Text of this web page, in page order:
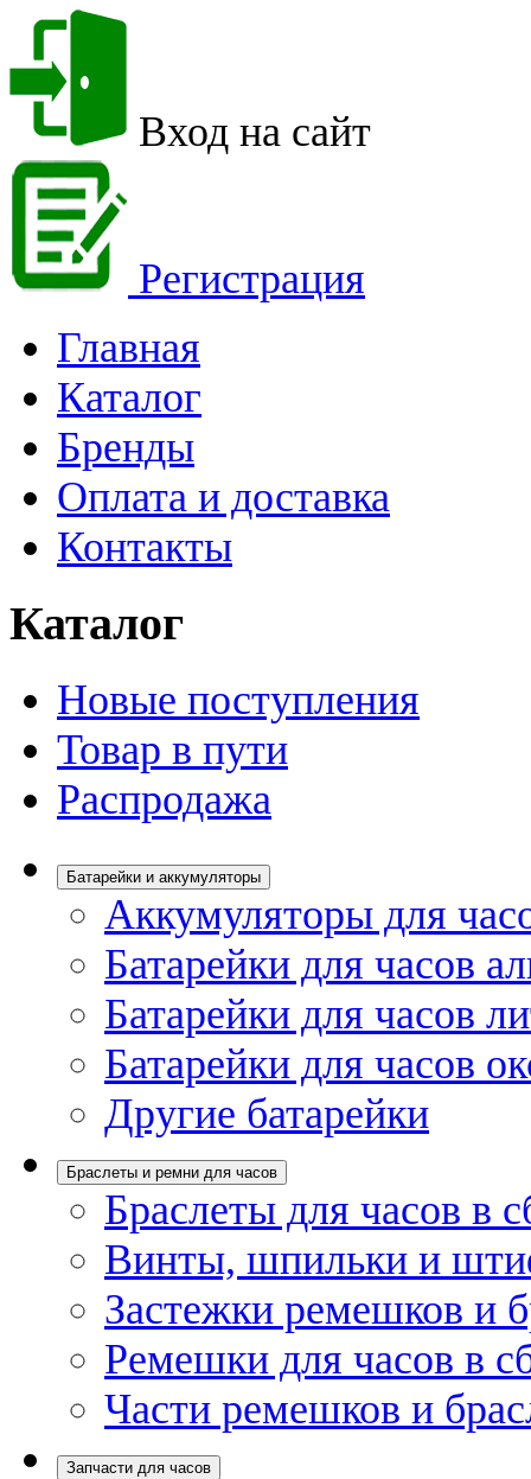
Вход на сайт
Регистрация
Главная
Каталог
Бренды
Оплата и доставка
Контакты
Каталог
Новые поступления
Товар в пути
Распродажа
Батарейки и аккумуляторы
Аккумуляторы для
Батарейки для часов
Батарейки для часов
Батарейки для часов
Другие батарейки
Браслеты и ремни для часов
Браслеты для часов в
Винты, шпильки и
Застежки ремешков и
Ремешки для часов в
Части ремешков и
Запчасти для часов